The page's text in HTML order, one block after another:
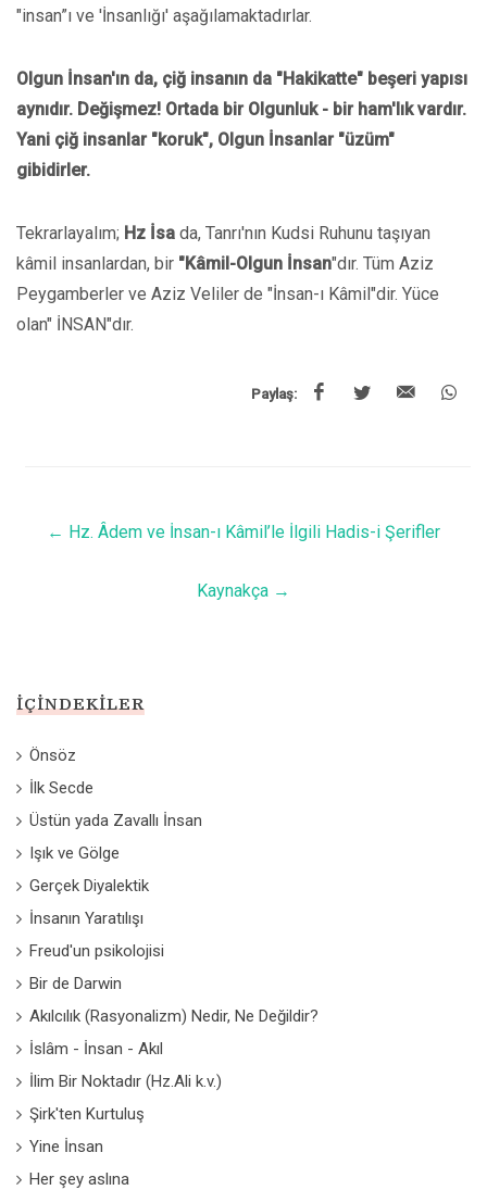
"insan”ı ve 'İnsanlığı' aşağılamaktadırlar.
Olgun İnsan'ın da, çiğ insanın da "Hakikatte" beşeri yapısı
aynıdır. Değişmez! Ortada bir Olgunluk - bir ham'lık vardır.
Yani çiğ insanlar "koruk", Olgun İnsanlar "üzüm"
gibidirler.
Tekrarlayalım; Hz İsa da, Tanrı'nın Kudsi Ruhunu taşıyan
kâmil insanlardan, bir "Kâmil-Olgun İnsan"dır. Tüm Aziz
Peygamberler ve Aziz Veliler de "İnsan-ı Kâmil"dir. Yüce
olan" İNSAN"dır.
Paylaş:
← Hz. Âdem ve İnsan-ı Kâmil’le İlgili Hadis-i Şerifler
Kaynakça →
İÇINDEKILER
Önsöz
İlk Secde
Üstün yada Zavallı İnsan
Işık ve Gölge
Gerçek Diyalektik
İnsanın Yaratılışı
Freud'un psikolojisi
Bir de Darwin
Akılcılık (Rasyonalizm) Nedir, Ne Değildir?
İslâm - İnsan - Akıl
İlim Bir Noktadır (Hz.Ali k.v.)
Şirk'ten Kurtuluş
Yine İnsan
Her şey aslına